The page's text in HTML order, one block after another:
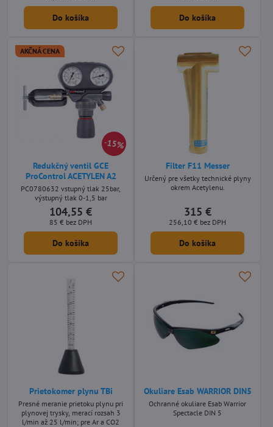
Do košíka Do košíka
15%
AKČNÁ CENA
Redukčný ventil GCE
ProControl ACETYLEN A2
PC0780632 vstupný tlak 25bar,
výstupný tlak 0-1,5 bar
104,55 €
85 € bez DPH
Do košíka
Filter F11 Messer
Určený pre všetky technické plyny
okrem Acetylenu.
315 €
256,10 € bez DPH
Do košíka
Prietokomer plynu TBi
Presné meranie prietoku plynu pri
plynovej trysky, merací rozsah 3
l/min až 25 l/min; pre Ar a CO2
Okuliare Esab WARRIOR DIN5
Ochranné okuliare Esab Warrior
Spectacle DIN 5